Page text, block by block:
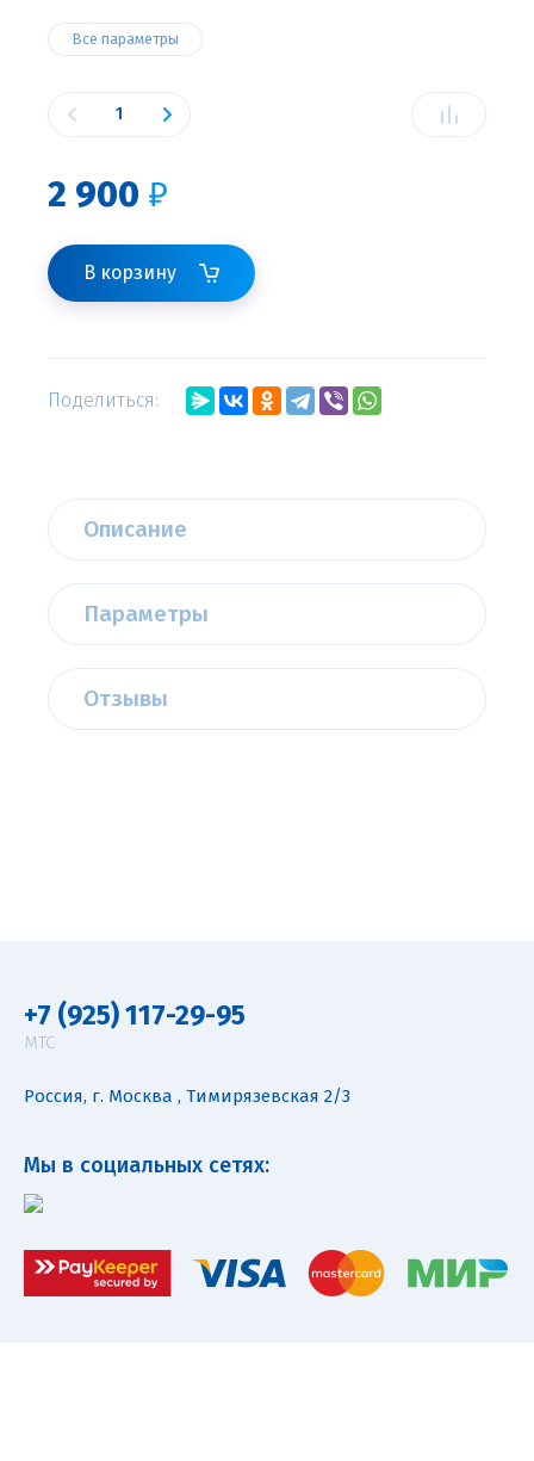
Все параметры
2 900 ₽
В корзину
Поделиться:
Описание
Параметры
Отзывы
+7 (925) 117-29-95
МТС
Россия, г. Москва , Тимирязевская 2/3
Мы в социальных сетях: